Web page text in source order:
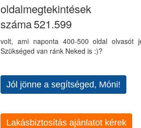
oldalmegtekintések
száma521.599
volt, ami naponta 400-500 oldal olvasót
Szükséged van ránk Neked is :)?
Jól jönne a segítséged, Móni!
Lakásbiztosítás ajánlatot kérek